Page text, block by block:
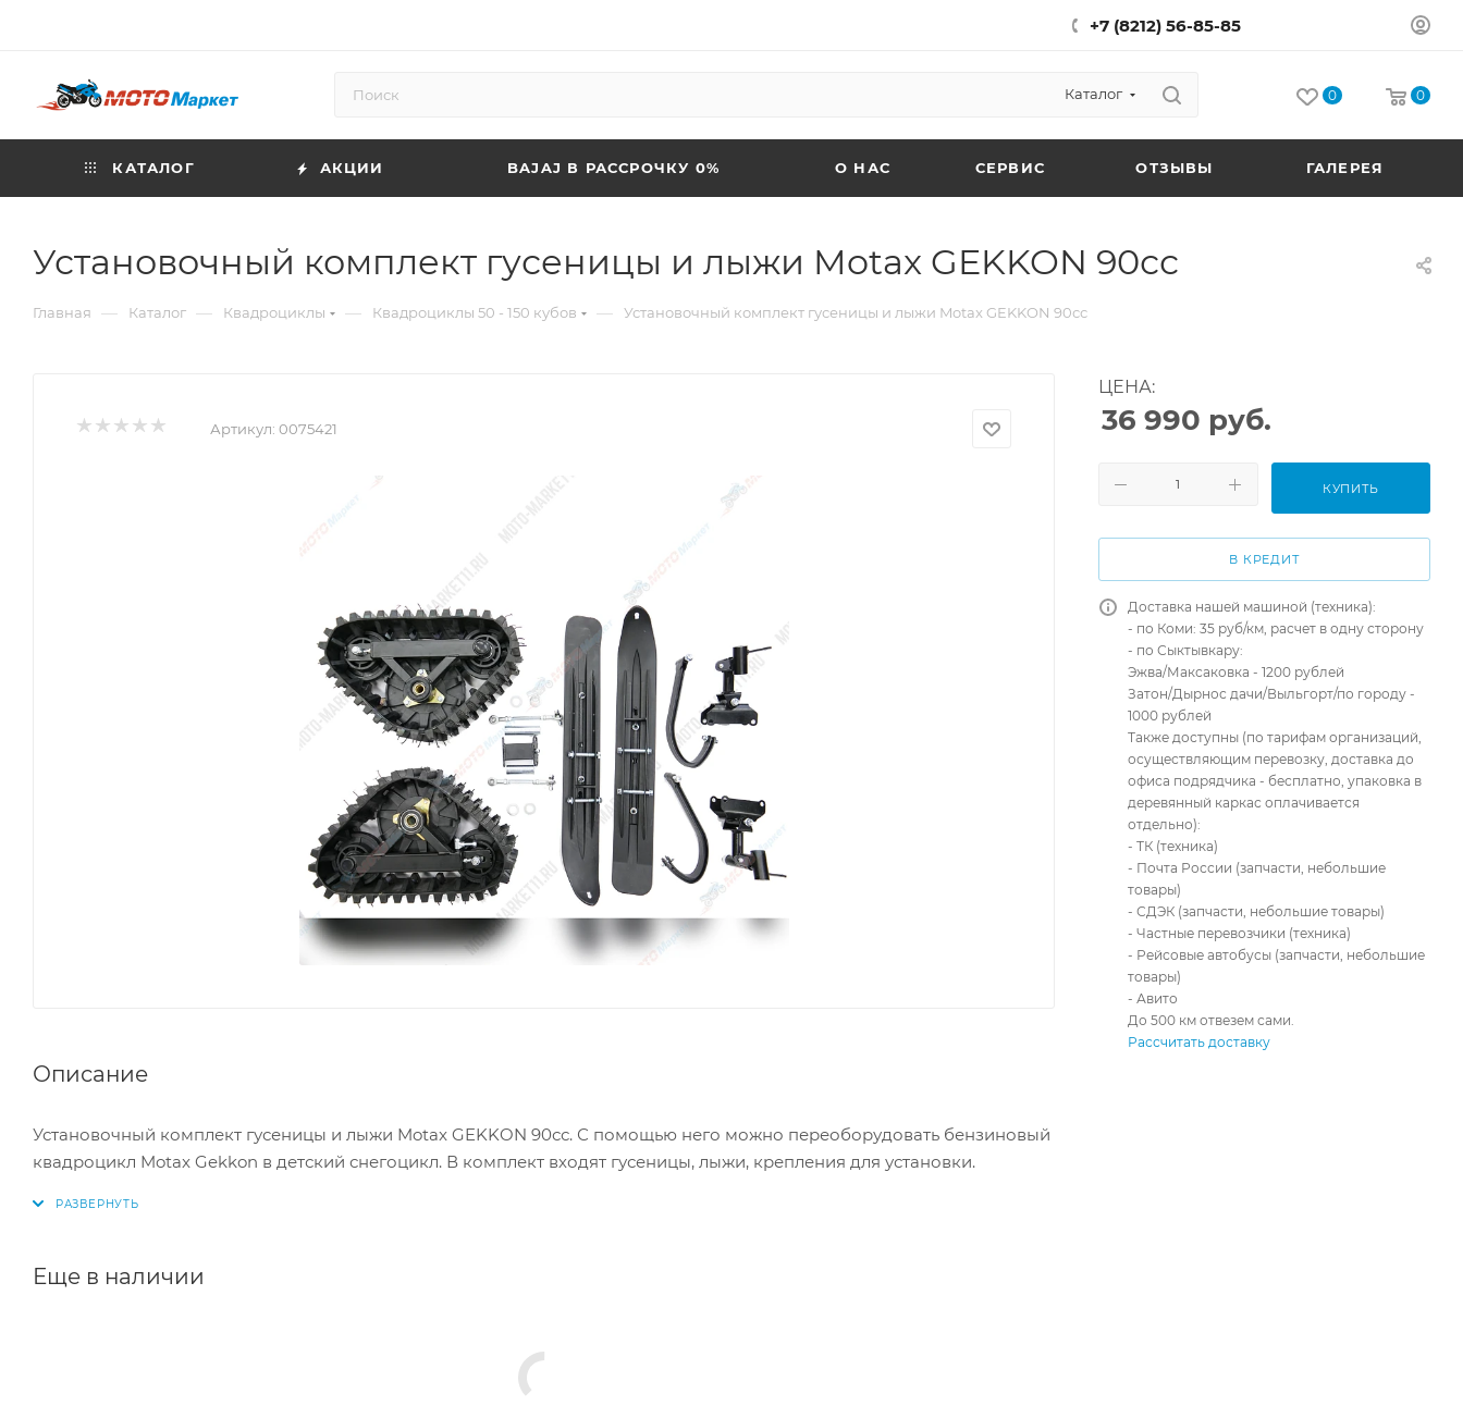
+7 (8212) 56-85-85
Каталог 0 0
КАТАЛОГ АКЦИИ BAJAJ В РАССРОЧКУ 0% О НАС СЕРВИС ОТЗЫВЫ ГАЛЕРЕЯ
Установочный комплект гусеницы и лыжи Motax GEKKON 90сс
Главная — Каталог — Квадроциклы — Квадроциклы 50 - 150 кубов — Установочный комплект гусеницы и лыжи Motax GEKKON 90сс
Артикул: 0075421
Описание
Установочный комплект гусеницы и лыжи Motax GEKKON 90сс. С помощью него можно переоборудовать бензиновый
квадроцикл Motax Gekkon в детский снегоцикл. В комплект входят гусеницы, лыжи, крепления для установки.
Еще в наличии
ЦЕНА:
36 990 руб.
КУПИТЬ
В КРЕДИТ
Доставка нашей машиной (техника):
- по Коми: 35 руб/км, расчет в одну сторону
- по Сыктывкару:
Эжва/Максаковка - 1200 рублей
Затон/Дырнос дачи/Выльгорт/по городу -
1000 рублей
Также доступны (по тарифам организаций,
осуществляющим перевозку, доставка до
офиса подрядчика - бесплатно, упаковка в
деревянный каркас оплачивается
отдельно):
- ТК (техника)
- Почта России (запчасти, небольшие
товары)
- СДЭК (запчасти, небольшие товары)
- Частные перевозчики (техника)
- Рейсовые автобусы (запчасти, небольшие
товары)
- Авито
До 500 км отвезем сами.
Рассчитать доставку